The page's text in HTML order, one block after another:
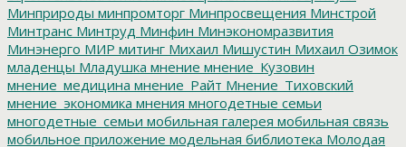
Минприроды минпромторг Минпросвещения Минстрой
Минтранс Минтруд Минфин Минэкономразвития
Минэнерго МИР митинг Михаил Мишустин Михаил Озимок
младенцы Младушка мнение мнение_Кузовин
мнение_медицина мнение_Райт Мнение_Тиховский
мнение_экономика мнения многодетные семьи
многодетные_семьи мобильная галерея мобильная связь
мобильное приложение модельная библиотека Молодая